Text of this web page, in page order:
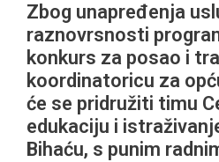
Zbog unapređenja
raznovrsnosti
konkurs za posao i
koordinatoricu za
će se pridružiti timu
edukaciju i
Bihaću, s punim